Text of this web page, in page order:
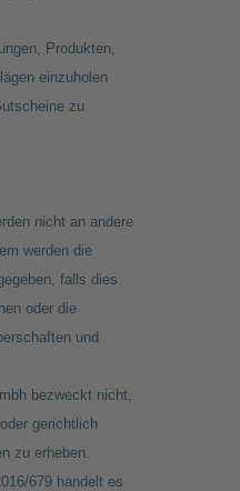
Produkten,
einzuholen
zu
nicht an andere
werden die
falls dies
oder die
und
bezweckt nicht,
gerichtlich
zu erheben.
679 handelt es